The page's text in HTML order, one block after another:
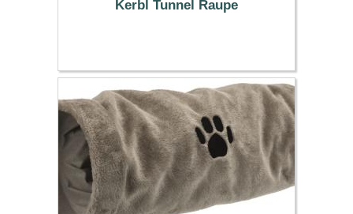
Kerbl Tunnel Raupe
24.99 €